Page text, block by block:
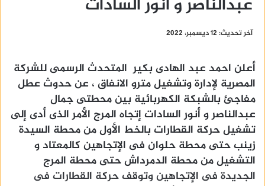
عبدالناصر و أنور السادات
آخر تحديث: 12 ديسمبر، 2022
أعلن احمد عبد الهادى بكير المتحدث الرسمى للشركة
المصرية لإدارة وتشغيل مترو الانفاق ، عن حدوث عطل
مفاجئ بالشبكة الكهربائية بين محطتى جمال
عبدالناصر و أنور السادات إتجاه المرج الأمر الذى أدى إلى
تشغيل حركة القطارات بالخط الأول من محطة السيدة
زينب حتى محطة حلوان فى الإتجاهين كالمعتاد و
التشغيل من محطة الدمرداش حتى محطة المرج
الجديدة فى الإتجاهين وتوقف حركة القطارات فى